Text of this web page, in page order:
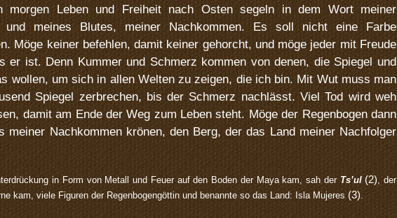
morgen Leben und Freiheit nach Osten segeln in dem Wort meiner
und meines Blutes, meiner Nachkommen. Es soll nicht eine Farbe
Möge keiner befehlen, damit keiner gehorcht, und möge jeder mit Freude
er ist. Denn Kummer und Schmerz kommen von denen, die Spiegel und
wollen, um sich in allen Welten zu zeigen, die ich bin. Mit Wut muss man
Spiegel zerbrechen, bis der Schmerz nachlässt. Viel Tod wird weh
damit am Ende der Weg zum Leben steht. Möge der Regenbogen dann
meiner Nachkommen krönen, den Berg, der das Land meiner Nachfolger
in Form von Metall und Feuer auf den Boden der Maya kam, sah der Ts’ul (2), der
kam, viele Figuren der Regenbogengöttin und benannte so das Land: Isla Mujeres (3).